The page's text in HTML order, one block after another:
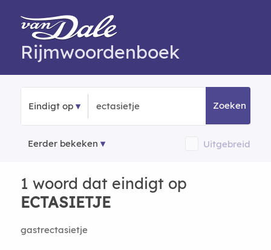
Rijmwoordenboek
Eindigt op Zoeken
Eerder bekeken Uitgebreid
1 woord dat eindigt op
ECTASIETJE
gastrectasietje